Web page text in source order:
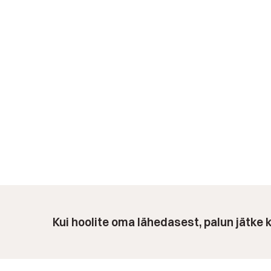
Kui hoolite oma lähedasest, palun jätke